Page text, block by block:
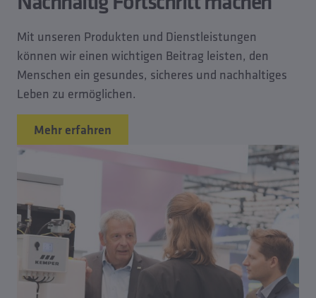
Mit unseren Produkten und Dienstleistungen
können wir einen wichtigen Beitrag leisten, den
Menschen ein gesundes, sicheres und nachhaltiges
Leben zu ermöglichen.
Mehr erfahren